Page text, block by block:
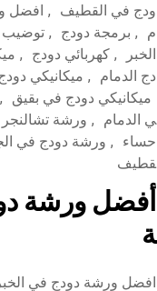
ودج في القطيف
, افضل
م
, برمجة دودج , توضيب
الخبر
, كهربائي دودج ,
دج الدمام
, ميكانيكي
ميكانيكي دودج في بقيق
,
ي الدمام
, ورشة تشالنجر
حساء
, ورشة دودج في
قطيف
أفضل ورشة
ة
افضل ورشة دودج في